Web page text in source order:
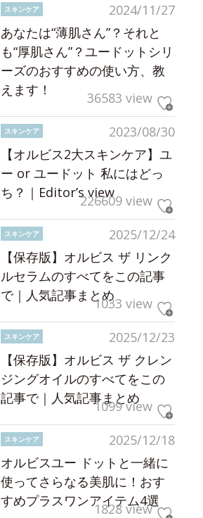
2024/11/27
スキンケア
あなたは“薄肌さん”？それと
も“厚肌さん”？ユードットシリ
ーズのおすすめの使い方、教
えます！
36583 view
2023/08/30
スキンケア
【オルビス2大スキンケア】ユ
ー or ユードット 私にはどっ
ち？｜Editor’s view226609 view
2025/12/24
スキンケア
【保存版】オルビス ザ リンク
ルセラムのすべてをこの記事
で｜人気記事まとめ1033 view
2025/12/23
スキンケア
【保存版】オルビス ザ クレン
ジングオイルのすべてをこの
記事で｜人気記事まとめ
1099 view
2025/12/18
スキンケア
オルビスユー ドットと一緒に
使ってさらなる美肌に！おす
すめプラスワンアイテム4選
1828 view